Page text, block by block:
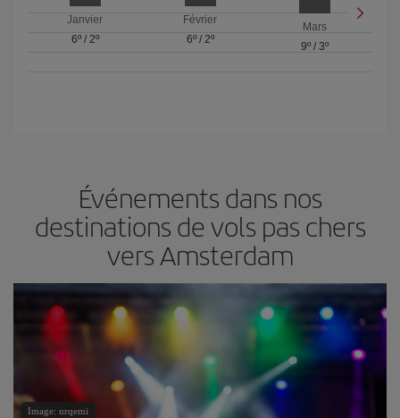
Janvier
6º/ 2º
Février
6º/ 2º
Mars
9º /3º
Événements dans nos
destinations de vols pas chers
vers Amsterdam
Image: nrqemi